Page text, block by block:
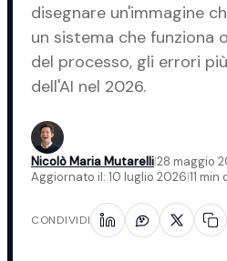
disegnare un'immagine
un sistema che funziona
del processo, gli errori
dell'AI nel 2026.
Nicolò Maria Mutarelli|28 maggio
Aggiornato il: 10 luglio 2026|11
CONDIVIDI